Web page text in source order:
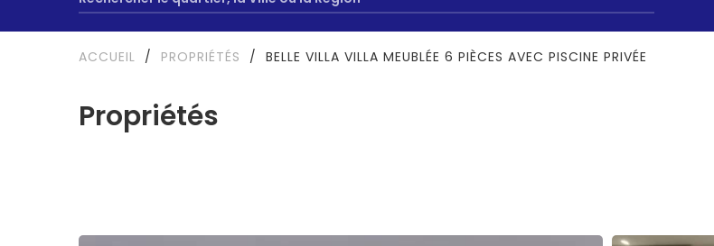
Propriétés
ACCUEIL / PROPRIÉTÉS / BELLE VILLA VILLA MEUBLÉE 6 PIÈCES AVEC PISCINE PRIVÉE